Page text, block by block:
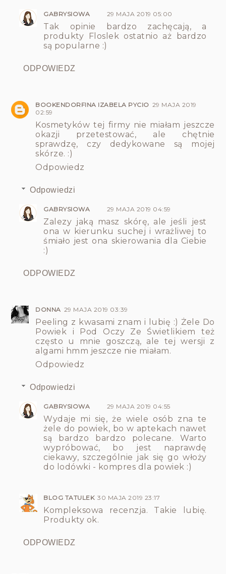
GABRYSIOWA 29 MAJA 2019 05:00
Tak opinie bardzo zachęcają, a
produkty Floslek ostatnio aż bardzo
są popularne :)
ODPOWIEDZ
BOOKENDORFINA IZABELA PYCIO 29 MAJA 2019
02:59
Kosmetyków tej firmy nie miałam jeszcze
okazji przetestować, ale chętnie
sprawdzę, czy dedykowane są mojej
skórze. :)
Odpowiedz
Odpowiedzi
GABRYSIOWA 29 MAJA 2019 04:59
Zalezy jaką masz skórę, ale jeśli jest
ona w kierunku suchej i wrażliwej to
śmiało jest ona skierowania dla Ciebie
:)
ODPOWIEDZ
DONNA 29 MAJA 2019 03:39
Peeling z kwasami znam i lubię :) Żele Do
Powiek i Pod Oczy Ze Świetlikiem też
często u mnie goszczą, ale tej wersji z
algami hmm jeszcze nie miałam.
Odpowiedz
Odpowiedzi
GABRYSIOWA 29 MAJA 2019 04:55
Wydaje mi się, że wiele osób zna te
żele do powiek, bo w aptekach nawet
są bardzo bardzo polecane. Warto
wypróbować, bo jest naprawdę
ciekawy, szczególnie jak się go włoży
do lodówki - kompres dla powiek :)
BLOG TATULEK 30 MAJA 2019 23:17
Kompleksowa recenzja. Takie lubię.
Produkty ok.
ODPOWIEDZ